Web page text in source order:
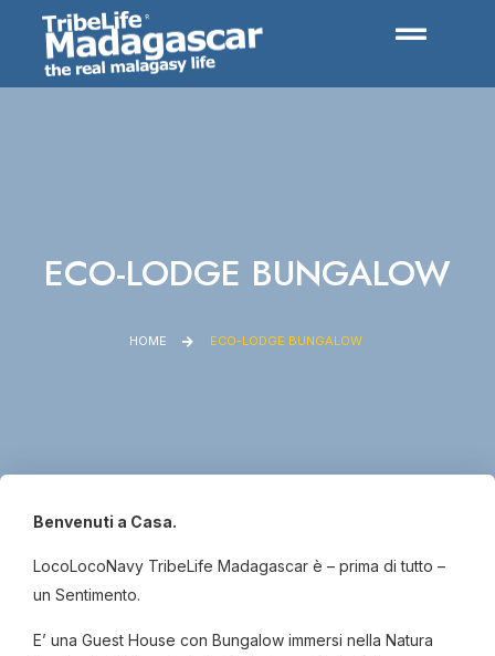
ECO-LODGE BUNGALOW
HOME ECO-LODGE BUNGALOW
Benvenuti a Casa.
LocoLocoNavy TribeLife Madagascar è – prima di tutto –
un Sentimento.
E’ una Guest House con Bungalow immersi nella Natura